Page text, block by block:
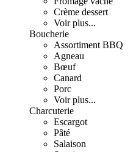
Crème dessert
Voir plus...
Boucherie
Assortiment BBQ
Agneau
Bœuf
Canard
Porc
Voir plus...
Charcuterie
Escargot
Pâté
Salaison